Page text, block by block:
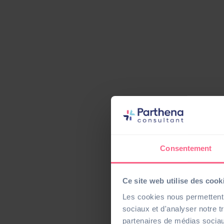
Consentement
Ce site web utilise des
Les cookies nous
sociaux et d'analyser notre
partenaires de médias